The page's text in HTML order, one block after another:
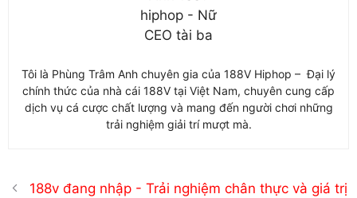
Tôi là Phùng Trâm Anh chuyên gia của 188V Hiphop – Đại lý
chính thức của nhà cái 188V tại Việt Nam, chuyên cung cấp
dịch vụ cá cược chất lượng và mang đến người chơi những
trải nghiệm giải trí mượt mà.
188v đang nhập - Trải nghiệm chân thực và giá trị